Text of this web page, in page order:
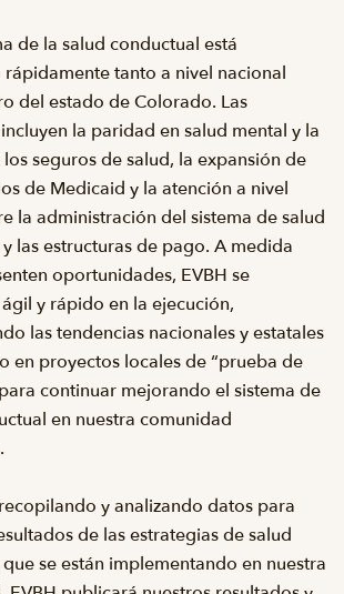
de la salud conductual está
tanto a nivel nacional
del estado de Colorado. Las
la paridad en salud mental y la
seguros de salud, la expansión de
de Medicaid y la atención a nivel
la administración del sistema de salud
las estructuras de pago. A medida
oportunidades, EVBH se
y rápido en la ejecución,
las tendencias nacionales y estatales
en proyectos locales de “prueba de
continuar mejorando el sistema de
en nuestra comunidad
y analizando datos para
de las estrategias de salud
se están implementando en nuestra